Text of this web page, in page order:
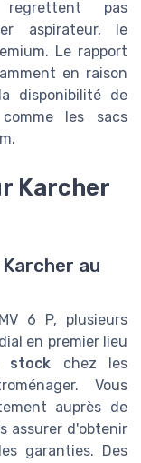
pas
aspirateur, le
Le rapport
en raison
disponibilité de
les sacs
Karcher
au
6 P, plusieurs
en premier lieu
stock chez les
Vous
auprès de
assurer d'obtenir
garanties. Des